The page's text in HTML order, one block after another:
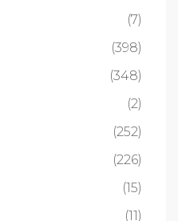
(7)
(398)
(348)
(2)
(252)
(226)
(15)
(11)